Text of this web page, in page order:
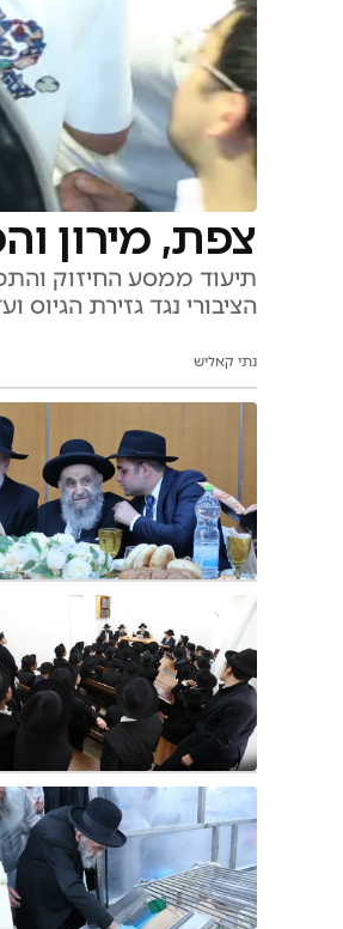
צפת, מירון
תיעוד ממסע החיזוק
הציבורי נגד גזירת הגיוס
נתי קאליש